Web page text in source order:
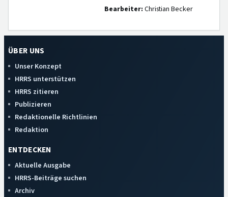
Bearbeiter: Christian Becker
ÜBER UNS
Unser Konzept
HRRS unterstützen
HRRS zitieren
Publizieren
Redaktionelle Richtlinien
Redaktion
ENTDECKEN
Aktuelle Ausgabe
HRRS-Beiträge suchen
Archiv